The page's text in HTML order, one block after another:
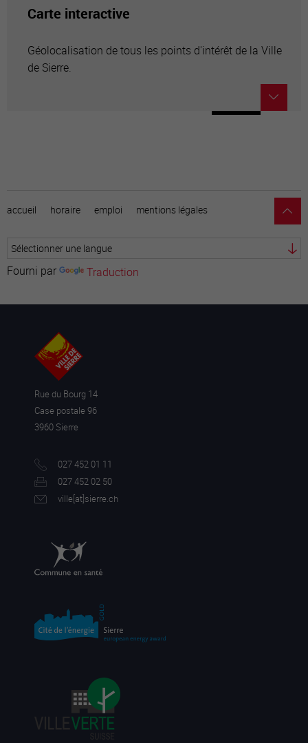
Carte interactive
Géolocalisation de tous les points d'intérêt de la Ville
de Sierre.
accueil horaire emploi mentions légales
Fourni par Traduction
Rue du Bourg 14
Case postale 96
3960 Sierre
027 452 01 11
027 452 02 50
ville[at]sierre.ch